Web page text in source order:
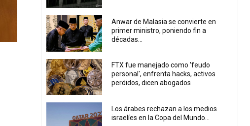
Anwar de Malasia se convierte en
primer ministro, poniendo fin a
décadas...
FTX fue manejado como 'feudo
personal', enfrenta hacks, activos
perdidos, dicen abogados
Los árabes rechazan a los medios
israelíes en la Copa del Mundo...